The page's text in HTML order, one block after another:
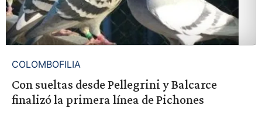
COLOMBOFILIA
Con sueltas desde Pellegrini y Balcarce
finalizó la primera línea de Pichones